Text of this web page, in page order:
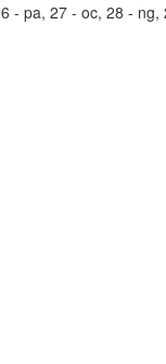
- pa, 27 - oc, 28 -